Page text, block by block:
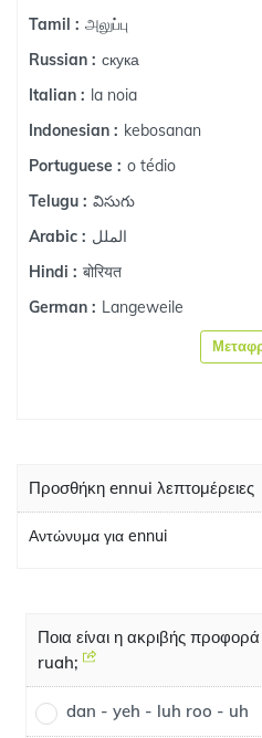
Tamil : அலுப்பு
Russian : скука
Italian : la noia
Indonesian : kebosanan
Portuguese : o tédio
Telugu : విసుగు
Arabic : الملل
Hindi : बोरियत
German : Langeweile
Προσθήκη ennui λεπτομέρειες
Αντώνυμα για ennui
Ποια είναι η ακριβής
ruah;
dan - yeh - luh roo - uh